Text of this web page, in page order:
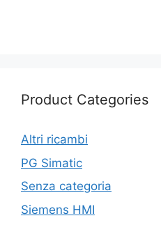
Product Categories
Altri ricambi
PG Simatic
Senza categoria
Siemens HMI